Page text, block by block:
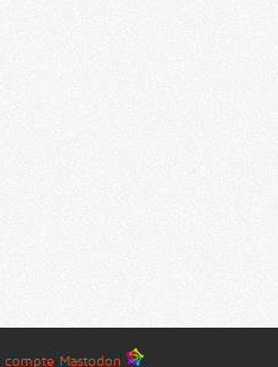
compte Mastodon